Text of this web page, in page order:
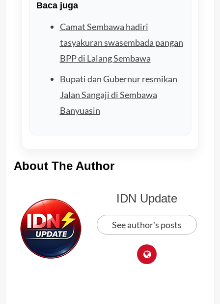
Baca juga
Camat Sembawa hadiri
tasyakuran swasembada pangan
BPP di Lalang Sembawa
Bupati dan Gubernur resmikan
Jalan Sangaji di Sembawa
Banyuasin
About The Author
IDN Update
See author's posts